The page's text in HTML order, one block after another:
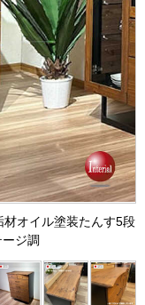
オイル塗装たんす5段
ジ調